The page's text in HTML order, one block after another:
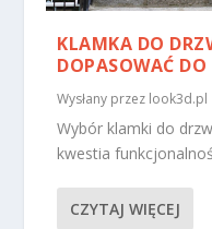
KLAMKA DO
DOPASOWAĆ
Wysłany przez look3d.pl
Wybór klamki do
kwestia
CZYTAJ WIĘCEJ